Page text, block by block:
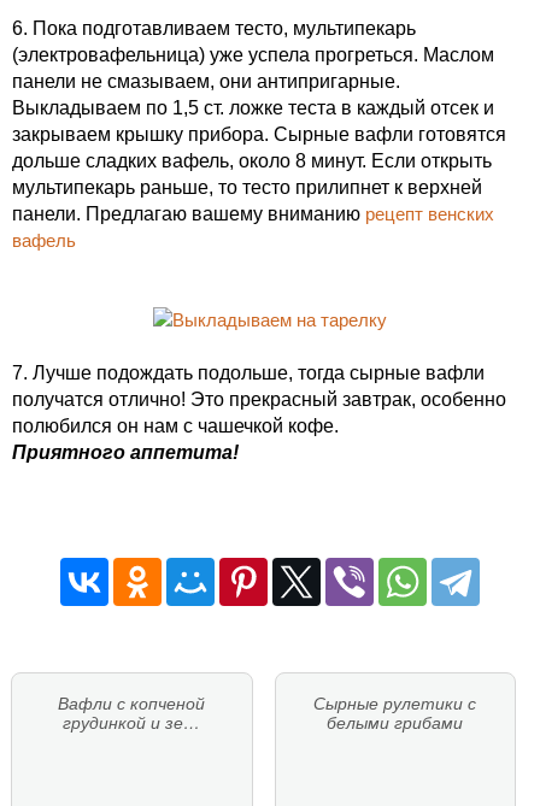
6. Пока подготавливаем тесто, мультипекарь
(электровафельница) уже успела прогреться. Маслом
панели не смазываем, они антипригарные.
Выкладываем по 1,5 ст. ложке теста в каждый отсек и
закрываем крышку прибора. Сырные вафли готовятся
дольше сладких вафель, около 8 минут. Если открыть
мультипекарь раньше, то тесто прилипнет к верхней
панели. Предлагаю вашему вниманию рецепт венских
вафель
7. Лучше подождать подольше, тогда сырные вафли
получатся отлично! Это прекрасный завтрак, особенно
полюбился он нам с чашечкой кофе.
Приятного аппетита!
Вафли с копченой
грудинкой и зе…
Сырные рулетики с
белыми грибами